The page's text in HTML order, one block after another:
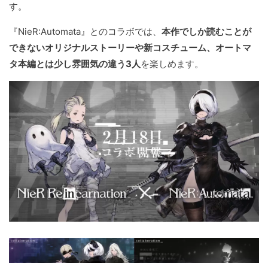
す。
『NieR:Automata』とのコラボでは、 本作でしか読むことが
できないオリジナルストーリーや新コスチューム、オートマ
タ本編とは少し雰囲気の違う3人を楽しめます。